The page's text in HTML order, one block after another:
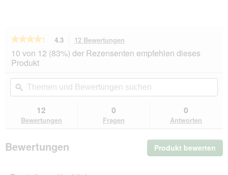
★★★★★
★★★★★
von
5
lesen
für
Training
Duck
&
4.3 12 Bewertungen
dieser
Aktion
du
zu
den
10 von 12 (83%) der Rezensenten empfehlen dieses
Produkt
Themen
und
Bewertungen
ϙ
12
Bewertungen
0
Fragen
0
Antworten
Bewertungen Produkt bewerten
Mit